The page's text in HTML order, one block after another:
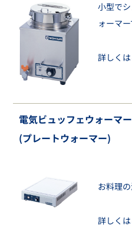
小型で
ォーマ
詳しく
電気ビュッフェウォーマー
(プレートウォーマー)
お料理
詳しく